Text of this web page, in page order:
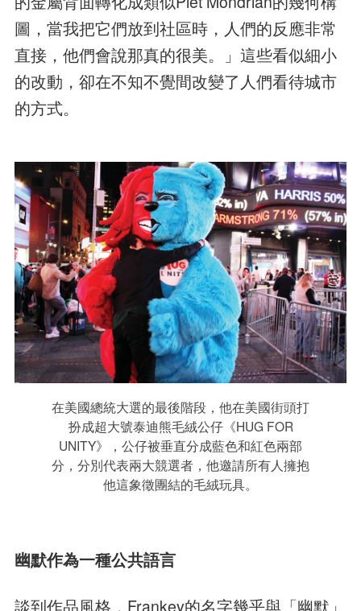
圖，當我把它們放到社區時，人們的反應非常
直接，他們會說那真的很美。」這些看似細小
的改動，卻在不知不覺間改變了人們看待城市
的方式。
在美國總統大選的最後階段，他在美國街頭打
扮成超大號泰迪熊毛絨公仔《HUG FOR
UNITY》，公仔被垂直分成藍色和紅色兩部
分，分別代表兩大競選者，他邀請所有人擁抱
他這象徵團結的毛絨玩具。
幽默作為一種公共語言
談到作品風格，Frankey的名字幾乎與「幽默」